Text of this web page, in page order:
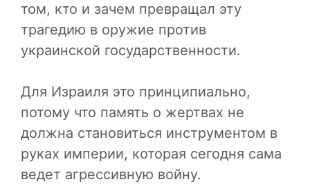
том, кто и зачем превращал эту
трагедию в оружие против
украинской государственности.
Для Израиля это принципиально,
потому что память о жертвах не
должна становиться инструментом в
руках империи, которая сегодня сама
ведет агрессивную войну.